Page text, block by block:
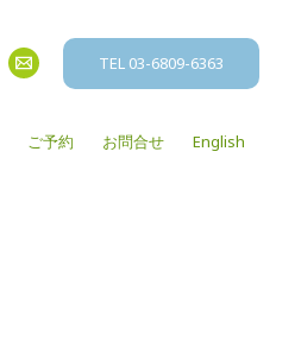
TEL 03-6809-6363
ご予約 お問合せ English